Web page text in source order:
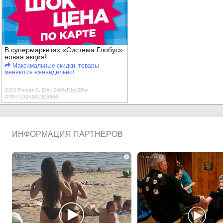
В супермаркетах «Система Глобус»
новая акция!
Максимальные скидки, товары
меняются еженедельно!
ООО Роксэт-С, Erid: 2W5zFJpyZPw
ОГРН 1024301315500
ИНФОРМАЦИЯ ПАРТНЕРОВ
i